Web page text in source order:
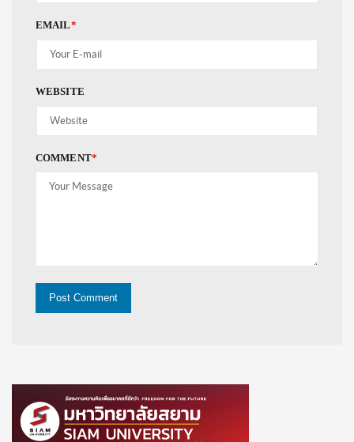
EMAIL*
WEBSITE
COMMENT*